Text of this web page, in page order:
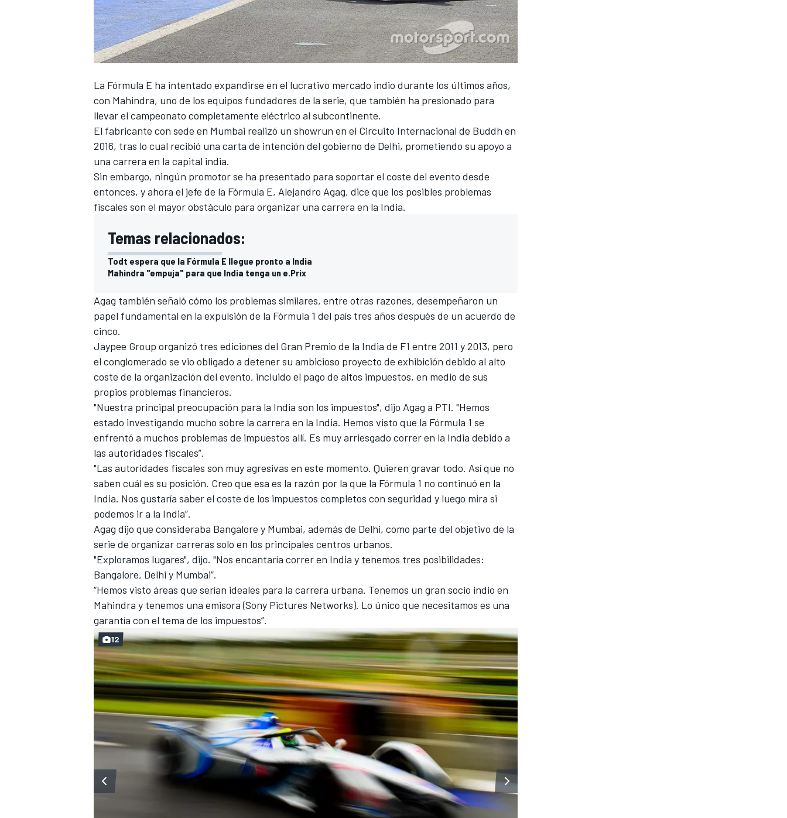
MÁS CATEGORÍAS
La Fórmula E ha intentado expandirse en el lucrativo mercado indio durante los últimos años,
con Mahindra, uno de los equipos fundadores de la serie, que también ha presionado para
llevar el campeonato completamente eléctrico al subcontinente.
El fabricante con sede en Mumbai realizó un showrun en el Circuito Internacional de Buddh en
2016, tras lo cual recibió una carta de intención del gobierno de Delhi, prometiendo su apoyo a
una carrera en la capital india.
Sin embargo, ningún promotor se ha presentado para soportar el coste del evento desde
entonces, y ahora el jefe de la Fórmula E, Alejandro Agag, dice que los posibles problemas
fiscales son el mayor obstáculo para organizar una carrera en la India.
Temas relacionados:
Todt espera que la Fórmula E llegue pronto a India
Mahindra "empuja" para que India tenga un e.Prix
Agag también señaló cómo los problemas similares, entre otras razones, desempeñaron un
papel fundamental en la expulsión de la Fórmula 1 del país tres años después de un acuerdo de
cinco.
Jaypee Group organizó tres ediciones del Gran Premio de la India de F1 entre 2011 y 2013, pero
el conglomerado se vio obligado a detener su ambicioso proyecto de exhibición debido al alto
coste de la organización del evento, incluido el pago de altos impuestos, en medio de sus
propios problemas financieros.
"Nuestra principal preocupación para la India son los impuestos", dijo Agag a PTI. "Hemos
estado investigando mucho sobre la carrera en la India. Hemos visto que la Fórmula 1 se
enfrentó a muchos problemas de impuestos allí. Es muy arriesgado correr en la India debido a
las autoridades fiscales”.
"Las autoridades fiscales son muy agresivas en este momento. Quieren gravar todo. Así que no
saben cuál es su posición. Creo que esa es la razón por la que la Fórmula 1 no continuó en la
India. Nos gustaría saber el coste de los impuestos completos con seguridad y luego mira si
podemos ir a la India”.
Agag dijo que consideraba Bangalore y Mumbai, además de Delhi, como parte del objetivo de la
serie de organizar carreras solo en los principales centros urbanos.
"Exploramos lugares", dijo. "Nos encantaría correr en India y tenemos tres posibilidades:
Bangalore, Delhi y Mumbai”.
“Hemos visto áreas que serían ideales para la carrera urbana. Tenemos un gran socio indio en
Mahindra y tenemos una emisora (Sony Pictures Networks). Lo único que necesitamos es una
garantía con el tema de los impuestos”.
12